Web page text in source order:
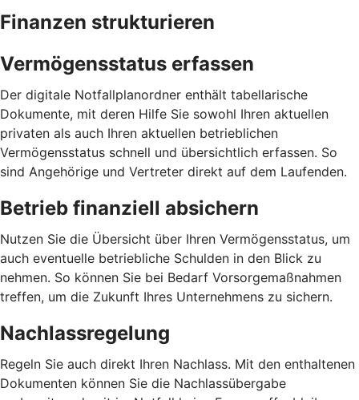
Finanzen strukturieren
Vermögensstatus erfassen
Der digitale Notfallplanordner enthält tabellarische
Dokumente, mit deren Hilfe Sie sowohl Ihren aktuellen
privaten als auch Ihren aktuellen betrieblichen
Vermögensstatus schnell und übersichtlich erfassen. So
sind Angehörige und Vertreter direkt auf dem Laufenden.
Betrieb finanziell absichern
Nutzen Sie die Übersicht über Ihren Vermögensstatus, um
auch eventuelle betriebliche Schulden in den Blick zu
nehmen. So können Sie bei Bedarf Vorsorgemaßnahmen
treffen, um die Zukunft Ihres Unternehmens zu sichern.
Nachlassregelung
Regeln Sie auch direkt Ihren Nachlass. Mit den enthaltenen
Dokumenten können Sie die Nachlassübergabe